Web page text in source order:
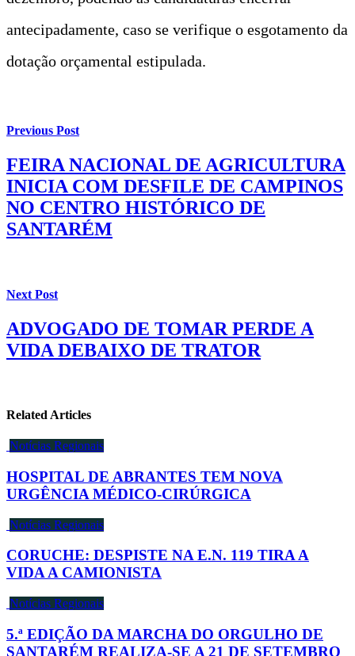
antecipadamente, caso se verifique o esgotamento da
dotação orçamental estipulada.
Previous Post
FEIRA NACIONAL DE AGRICULTURA
INICIA COM DESFILE DE CAMPINOS
NO CENTRO HISTÓRICO DE
SANTARÉM
Next Post
ADVOGADO DE TOMAR PERDE A
VIDA DEBAIXO DE TRATOR
Related Articles
Notícias Regionais
HOSPITAL DE ABRANTES TEM NOVA
URGÊNCIA MÉDICO-CIRÚRGICA
Notícias Regionais
CORUCHE: DESPISTE NA E.N. 119 TIRA A
VIDA A CAMIONISTA
Notícias Regionais
5.ª EDIÇÃO DA MARCHA DO ORGULHO DE
SANTARÉM REALIZA-SE A 21 DE SETEMBRO